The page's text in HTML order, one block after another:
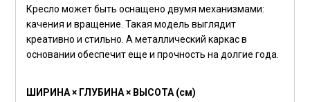
Кресло может быть оснащено двумя механизмами:
качения и вращение. Такая модель выглядит
креативно и стильно. А металлический каркас в
основании обеспечит еще и прочность на долгие года.
ШИРИНА × ГЛУБИНА × ВЫСОТА (см)